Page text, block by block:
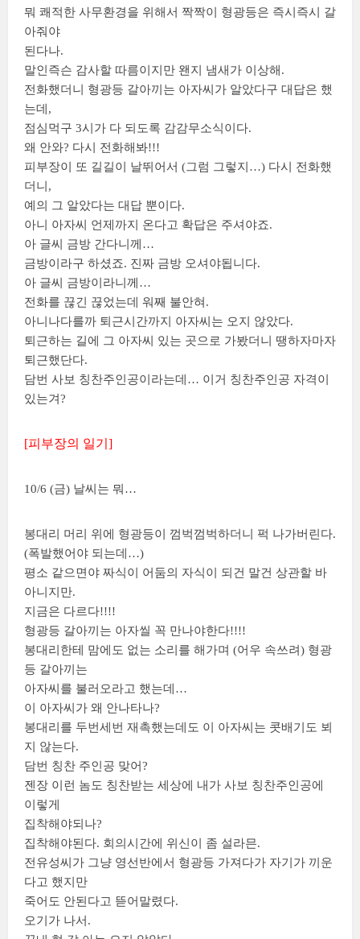
뭐 쾌적한 사무환경을 위해서 짝짝이 형광등은 즉시즉시 갈
아줘야
된다나.
말인즉슨 감사할 따름이지만 왠지 냄새가 이상해.
전화했더니 형광등 갈아끼는 아자씨가 알았다구 대답은 했
는데,
점심먹구 3시가 다 되도록 감감무소식이다.
왜 안와? 다시 전화해봐!!!
피부장이 또 길길이 날뛰어서 (그럼 그렇지…) 다시 전화했
더니,
예의 그 알았다는 대답 뿐이다.
아니 아자씨 언제까지 온다고 확답은 주셔야죠.
아 글씨 금방 간다니께…
금방이라구 하셨죠. 진짜 금방 오셔야됩니다.
아 글씨 금방이라니께…
전화를 끊긴 끊었는데 워째 불안혀.
아니나다를까 퇴근시간까지 아자씨는 오지 않았다.
퇴근하는 길에 그 아자씨 있는 곳으로 가봤더니 땡하자마자
퇴근했단다.
담번 사보 칭찬주인공이라는데… 이거 칭찬주인공 자격이
있는겨?
[피부장의 일기]
10/6 (금) 날씨는 뭐…
봉대리 머리 위에 형광등이 껌벅껌벅하더니 퍽 나가버린다.
(폭발했어야 되는데…)
평소 같으면야 짜식이 어둠의 자식이 되건 말건 상관할 바
아니지만.
지금은 다르다!!!!
형광등 갈아끼는 아자씰 꼭 만나야한다!!!!
봉대리한테 맘에도 없는 소리를 해가며 (어우 속쓰려) 형광
등 갈아끼는
아자씨를 불러오라고 했는데…
이 아자씨가 왜 안나타나?
봉대리를 두번세번 재촉했는데도 이 아자씨는 콧배기도 뵈
지 않는다.
담번 칭찬 주인공 맞어?
젠장 이런 놈도 칭찬받는 세상에 내가 사보 칭찬주인공에
이렇게
집착해야되나?
집착해야된다. 회의시간에 위신이 좀 설라믄.
전유성씨가 그냥 영선반에서 형광등 가져다가 자기가 끼운
다고 했지만
죽어도 안된다고 뜯어말렸다.
오기가 나서.